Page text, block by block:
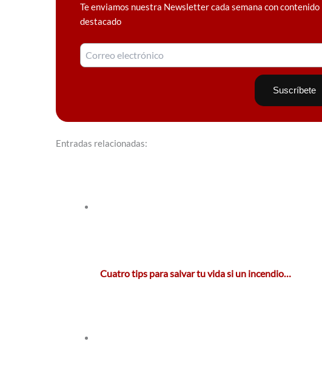
Te enviamos nuestra Newsletter cada semana con contenido
destacado
Entradas relacionadas:
Cuatro tips para salvar tu vida si un incendio…